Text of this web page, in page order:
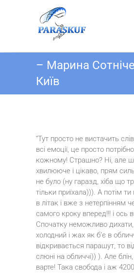
ПАРА-
– Марина
Київ
“Тут просто не вистачить
всі емоції, це просто
кожному! Страшно? Ні, але
хвилююче і цікаво, прям
не було (ну гаразд, хіба що
тільки приїхала))). А потім
в літак і вже з нетерпінням
самого кроку вперед!!! і ось
Спочатку неможливо
холодний і жах як б’є в
відкривається парашут, то
слюні на обличчі)) ). Але
варте! Така свобода і аж